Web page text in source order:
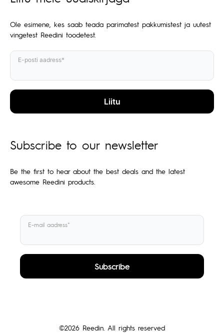
Ole esimene, kes saab teada parimatest pakkumistest ja uutest
vingetest Reedini toodetest.
E-posti aadress*
Subscribe to our newsletter
Be the first to hear about the best deals and the latest
awesome Reedini products.
E-mail aadress*
©2026 Reedin. All rights reserved